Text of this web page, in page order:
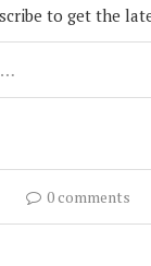
to get the
0 comments